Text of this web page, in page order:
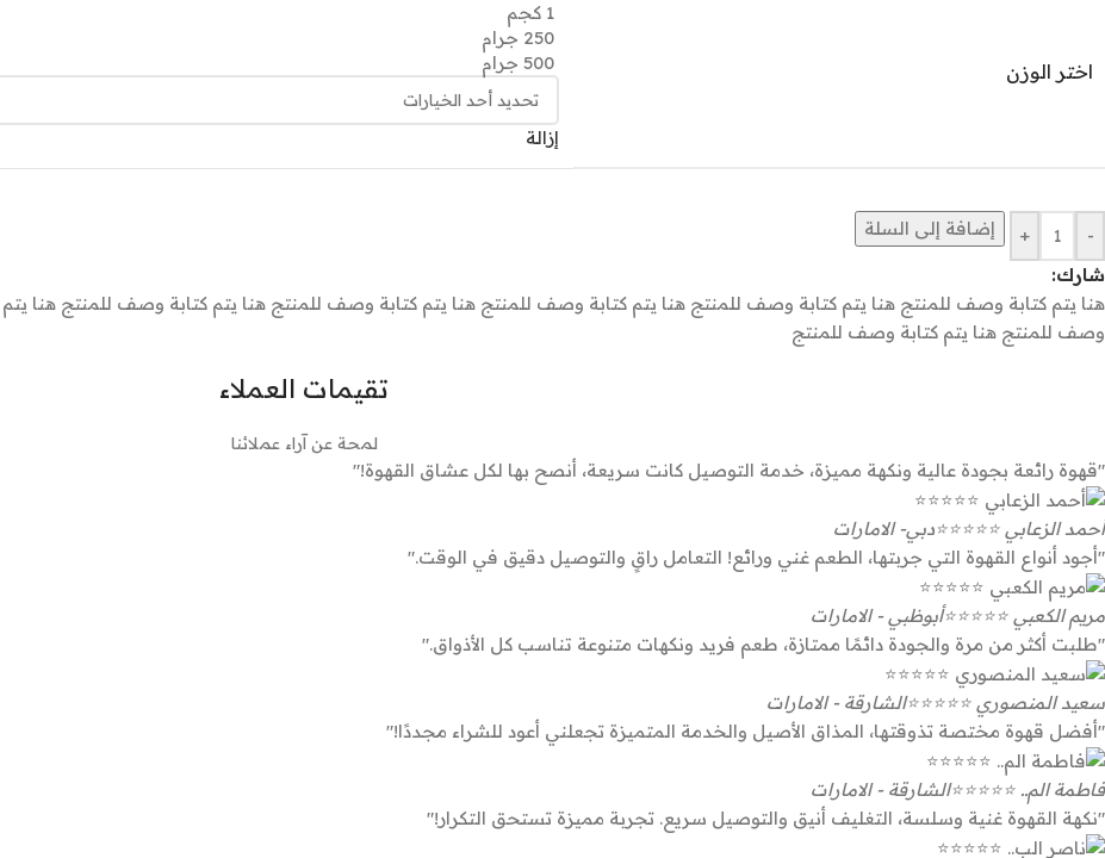
اختر الوزن
1 كجم
250 جرام
500 جرام
إزالة
-
+ إضافة إلى السلة
شارك:
هنا يتم كتابة وصف للمنتج هنا يتم كتابة وصف للمنتج هنا يتم كتابة وصف للمنتج هنا يتم كتابة وصف للمنتج هنا يتم كتابة وصف للمنتج هنا
وصف للمنتج هنا يتم كتابة وصف للمنتج
تقيمات العملاء
لمحة عن آراء عملائنا
"قهوة رائعة بجودة عالية ونكهة مميزة، خدمة التوصيل كانت سريعة، أنصح بها لكل عشاق القهوة!"
أحمد الزعابي ⭐⭐⭐⭐⭐دبي- الامارات
"أجود أنواع القهوة التي جربتها، الطعم غني ورائع! التعامل راقٍ والتوصيل دقيق في الوقت."
مريم الكعبي ⭐⭐⭐⭐⭐أبوظبي - الامارات
"طلبت أكثر من مرة والجودة دائمًا ممتازة، طعم فريد ونكهات متنوعة تناسب كل الأذواق."
سعيد المنصوري ⭐⭐⭐⭐⭐الشارقة - الامارات
"أفضل قهوة مختصة تذوقتها، المذاق الأصيل والخدمة المتميزة تجعلني أعود للشراء مجددًا!"
فاطمة الم.. ⭐⭐⭐⭐⭐الشارقة - الامارات
"نكهة القهوة غنية وسلسة، التغليف أنيق والتوصيل سريع. تجربة مميزة تستحق التكرار!"